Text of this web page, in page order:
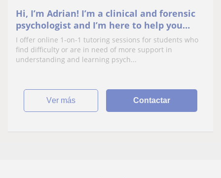
Hi, I’m Adrian! I’m a clinical and forensic
psychologist and I’m here to help you
learn more about psychology and social
sciences!
I offer online 1-on-1 tutoring sessions for students who
find difficulty or are in need of more support in
understanding and learning psych...
ver más Contactar